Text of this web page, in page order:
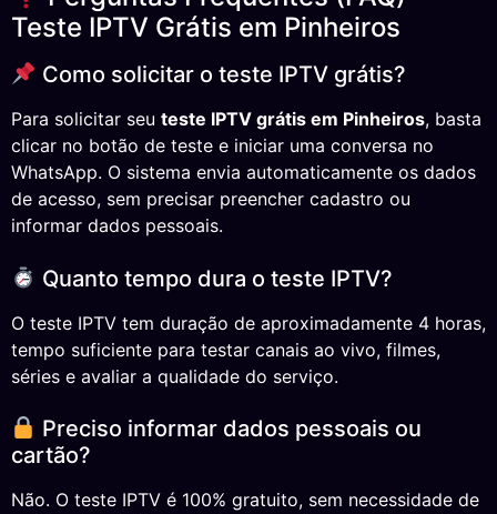
Teste IPTV Grátis em Pinheiros
Como solicitar o teste IPTV grátis?
Para solicitar seu teste IPTV grátis em Pinheiros, basta
clicar no botão de teste e iniciar uma conversa no
WhatsApp. O sistema envia automaticamente os dados
de acesso, sem precisar preencher cadastro ou
informar dados pessoais.
Quanto tempo dura o teste IPTV?
O teste IPTV tem duração de aproximadamente 4 horas,
tempo suficiente para testar canais ao vivo, filmes,
séries e avaliar a qualidade do serviço.
Preciso informar dados pessoais ou
cartão?
Não. O teste IPTV é 100% gratuito, sem necessidade de